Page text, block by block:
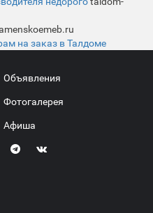
на заказ в Талдоме
Объявления
Фотогалерея
Афиша